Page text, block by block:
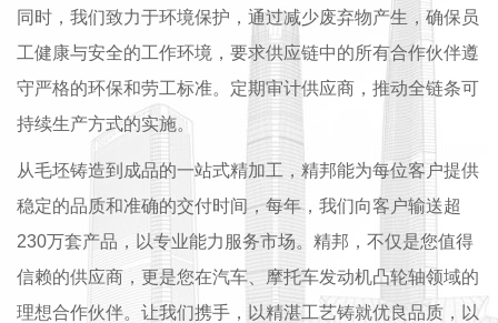
同时，我们致力于环境保护，通过减少废弃物产生，确保员
工健康与安全的工作环境，要求供应链中的所有合作伙伴遵
守严格的环保和劳工标准。定期审计供应商，推动全链条可
持续生产方式的实施。
从毛坯铸造到成品的一站式精加工，精邦能为每位客户提供
稳定的品质和准确的交付时间，每年，我们向客户输送超
230万套产品，以专业能力服务市场。精邦，不仅是您值得
信赖的供应商，更是您在汽车、摩托车发动机凸轮轴领域的
理想合作伙伴。让我们携手，以精湛工艺铸就优良品质，以